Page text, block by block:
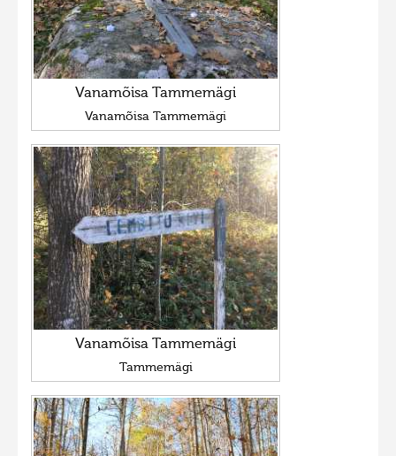
Vanamõisa Tammemägi
Vanamõisa Tammemägi
Vanamõisa Tammemägi
Tammemägi